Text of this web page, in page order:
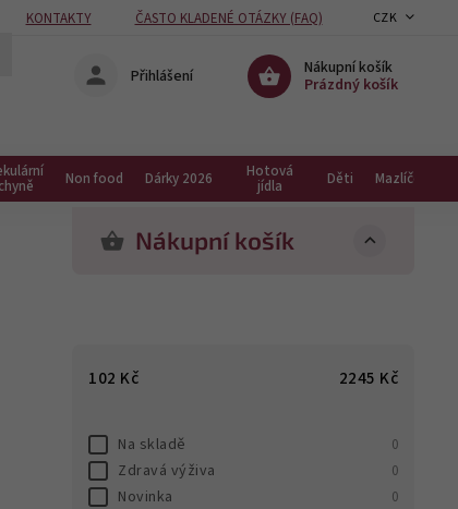
KONTAKTY ČASTO KLADENÉ OTÁZKY (FAQ) CZK
Nákupní košík
Prázdný košík
Přihlášení
Non food Dárky 2026 Hotová
jídla Děti Mazlíčci
Nákupní košík
102 Kč 2245 Kč
Na skladě 0
Zdravá výživa 0
Novinka 0